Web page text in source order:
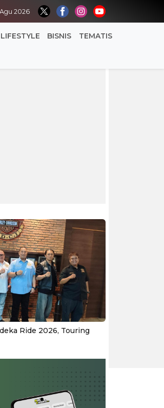
2026
LIFESTYLE BISNIS TEMATIS
Ride 2026, Touring